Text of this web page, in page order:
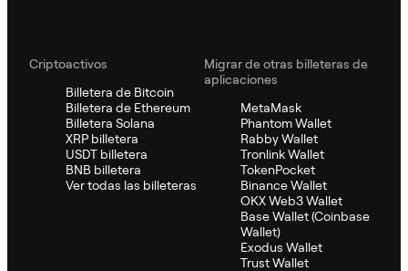
Criptoactivos
Billetera de Bitcoin
Billetera de Ethereum
Billetera Solana
XRP billetera
USDT billetera
BNB billetera
Ver todas las billeteras
Migrar de otras billeteras de
aplicaciones
MetaMask
Phantom Wallet
Rabby Wallet
Tronlink Wallet
TokenPocket
Binance Wallet
OKX Web3 Wallet
Base Wallet (Coinbase
Wallet)
Exodus Wallet
Trust Wallet